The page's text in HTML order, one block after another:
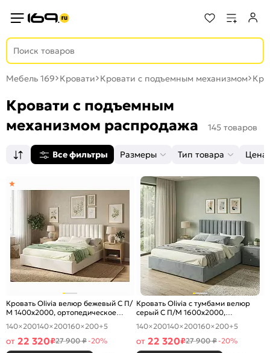
Мебель 169 Кровати Кровати с подъемным механизмом
Кровати с подъемным
механизмом распродажа
145 товаров
Все фильтры Размеры Тип товара Цена
Кровать Olivia велюр бежевый С П/
М 1400x2000, ортопедическое
основание, изголовье мягкое
140×200140×200160×200+5
от 22 320₽27 900 ₽-20%
Кровать Olivia с тумбами велюр
серый С П/М 1600x2000,
ортопедическое основание,
изголовье мягкое
140×200140×200160×200+5
от 22 320₽27 900 ₽-20%